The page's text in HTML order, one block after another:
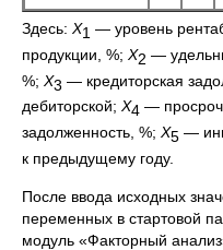
Здесь: Х1 — уровень
продукции, %; Х2 —
%; Х3 — кредиторская
дебиторской; Х4 —
задолженность, %; Х5 —
к предыдущему году.
После ввода исходных
переменных в стартовой
модуль «Факторный